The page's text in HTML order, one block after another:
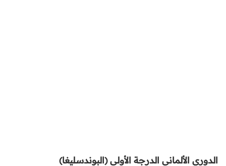
الدوري الألماني الدرجة الأولى (البوندسليغا)